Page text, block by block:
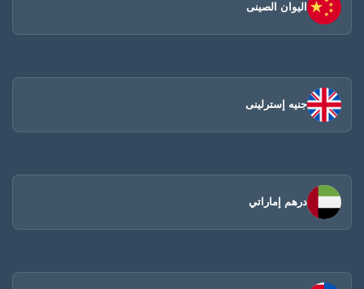
اليوان الصينى​
جنيه إسترلينى
درهم إماراتي